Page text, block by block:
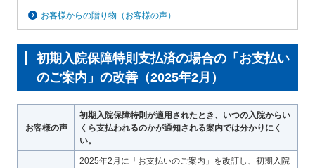
がん保険
あんしんがん治療保険
がん診断保険Ｒ
死亡保険（終身保険・定期保険）
長生き支援終身
スマートあんしん定期
あんしん定期エール
あんしん終身エール
家計保障・就業不能保障
家計保障定期保険ＮＥＯ
各種お手続き
の請求
契約者貸付の利用・返済
保障内容の見直し・契約の解約
保険料支払方法の変更
保険証券・控除証明書の発行・再
変額保険・変額年金保険固有のお
手続き
総合福祉団体定期保険のお手続き
ライフイベントごとのお手続き
従業員の皆様向け商品
お客様本位の業務運営方針
お客様からの贈り物（お客様の
お客様をがんからお守りする運動
サステナビリティ
採用情報
保険金等の適切なお支払いに向け
あんしん解体新書
CMギャラリー・キャラクター紹介
お問い合わせ
よくある質問
東京海上ホールディングス
お客様からの贈り物（お客様の声）
初期入院保障特則支払済の場合の「お支払い
のご案内」の改善（2025年2月）
お客様の声
初期入院保障特則が適用されたとき、いつの入院からい
くら支払われるのかが通知される案内では分かりにく
い。
2025年2月に「お支払いのご案内」を改訂し、初期入院